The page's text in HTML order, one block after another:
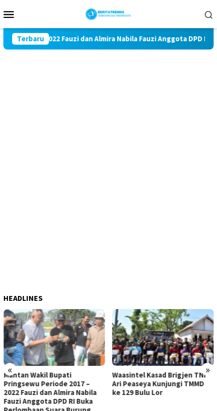
ke
Mobile
Terbaru
2017 – 2022 Fauzi dan Almira Nabila Fauzi Anggota DPD RI
HEADLINES
« »
Waasintel Kasad Brigjen TNI
Ari Peaseya Kunjungi TMMD
ke 129 Bulu Lor
KEJAR TARGET
SASARAN FISIK, SATGAS
DAN WARGA BULU LOR KEBUT